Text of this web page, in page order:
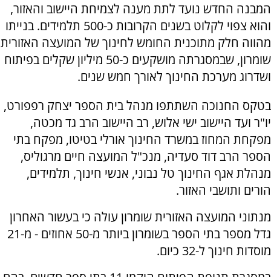
המבנה החדש נועד לתת מענה לצמיחת היישוב והאזור,
והוא צפוי לקלוט בשנים הקרובות כ-500 תלמידים. בנייתו
מהווה חלק מתוכנית החומש לחינוך של המועצה האזורית
שומרון, שבמסגרתה מושקעים כ-50 מיליון שקלים בפיתוח
ושדרוג מערכת החינוך לאורך חמש שנים.
בטקס החנוכה השתתפו מנהל בית הספר יצחק רפפורט,
יו"ר ועד היישוב ישי אלוש, רב היישוב הרב גד מכטה,
מפקחת המחוז במשרד החינוך אורלי בטיטו, מפקח בתי
הספר הרב דוד סעדיה, מנכ"ל המועצה חיים מרגוליס,
מנהלת אגף החינוך טל נבוני, אנשי חינוך, תלמידים,
הורים ותושבי האזור.
מנתוני המועצה האזורית שומרון עולה כי בעשור האחרון
גדל מספר בתי הספר בשומרון ביותר מ-50 אחוזים - מ-21
מוסדות חינוך ל-32 כיום.